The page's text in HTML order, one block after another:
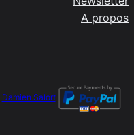
A propos
Damien Salort